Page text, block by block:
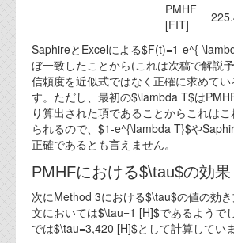
オンラインショップ
お問い合わせ
お問い合わせフォーム
PMHF
[FIT]
SaphireとExcelによる$F(t)=1-e^{-
ぼ一致したことから(これは次稿で解説
信頼度を近似式ではなく正確に求めてい
す。ただし、最初の$\lambda T$は
り算出された項であることからこれはこ
られるので、$1-e^{\lambda T}$や
正確であるとも言えません。
PMHFにおける$\tau$の効果
次にMethod 3における$\tau$の値の効
文においては$\tau=1 [H]$であるようで
では$\tau=3,420 [H]$として計算していま